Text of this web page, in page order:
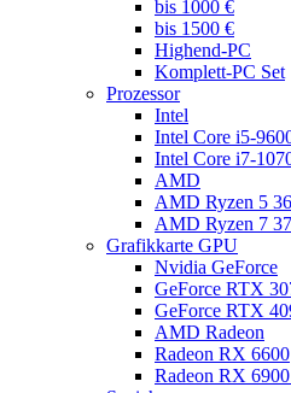
bis 1000 €
bis 1500 €
Highend-PC
Komplett-PC Set
Prozessor
Intel
Intel Core i5-
Intel Core i7-
AMD
AMD Ryzen 5
AMD Ryzen 7
Grafikkarte GPU
Nvidia GeForce
GeForce RTX
GeForce RTX
AMD Radeon
Radeon RX 6600
Radeon RX